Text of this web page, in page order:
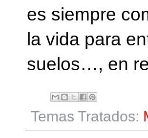
es siempre
la vida para
suelos…, en
Temas Tratados: